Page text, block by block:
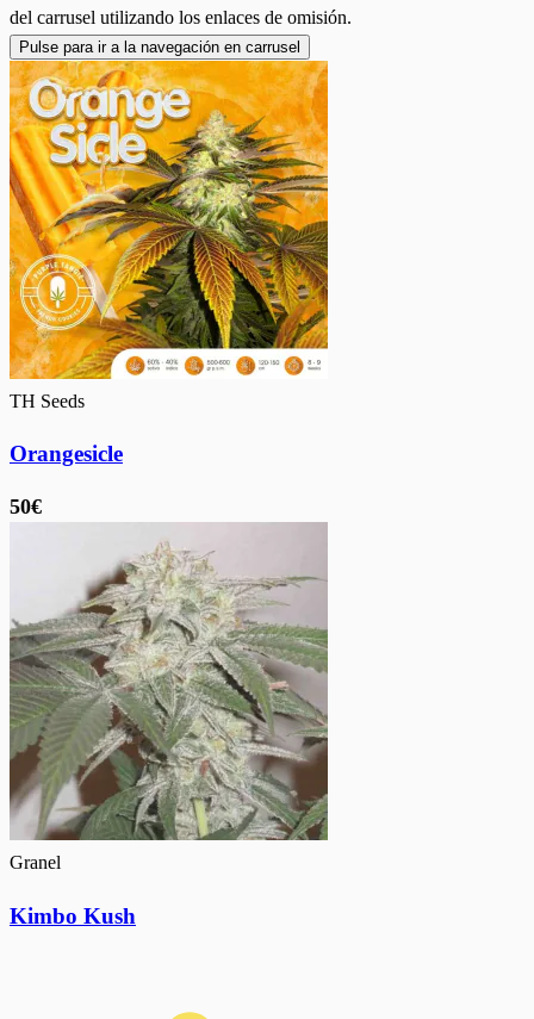
del carrusel utilizando los enlaces de omisión.
Pulse para ir a la navegación en carrusel
TH Seeds
Orangesicle
50€
Granel
Kimbo Kush